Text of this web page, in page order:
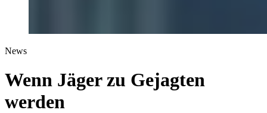
News
Wenn Jäger zu Gejagten
werden